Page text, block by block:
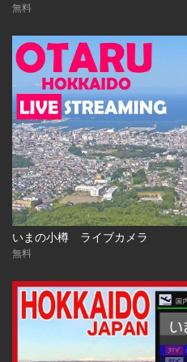
無料
いまの小樽 ライブカメラ
無料